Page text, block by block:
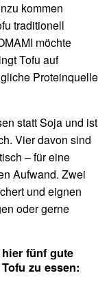
kommen
traditionell
möchte
Tofu auf
Proteinquelle
statt Soja und ist
Vier davon sind
– für eine
Aufwand. Zwei
und eignen
oder gerne
fünf gute
zu essen: